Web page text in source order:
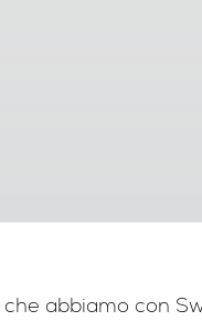
abbiamo con